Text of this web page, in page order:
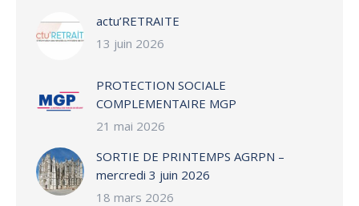
actu’RETRAITE
13 juin 2026
PROTECTION SOCIALE
COMPLEMENTAIRE MGP
21 mai 2026
SORTIE DE PRINTEMPS AGRPN –
mercredi 3 juin 2026
18 mars 2026